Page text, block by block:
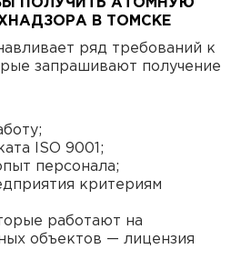
ПОЛУЧИТЬ АТОМНУЮ
В ТОМСКЕ
ряд требований к
запрашивают получение
ISO 9001;
персонала;
критериям
работают на
объектов — лицензия